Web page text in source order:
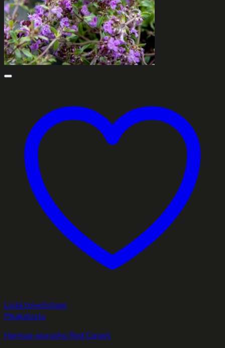
Lisää toivelistaan
Pikakatselu
Harmaa-ajuruoho Red Carpet